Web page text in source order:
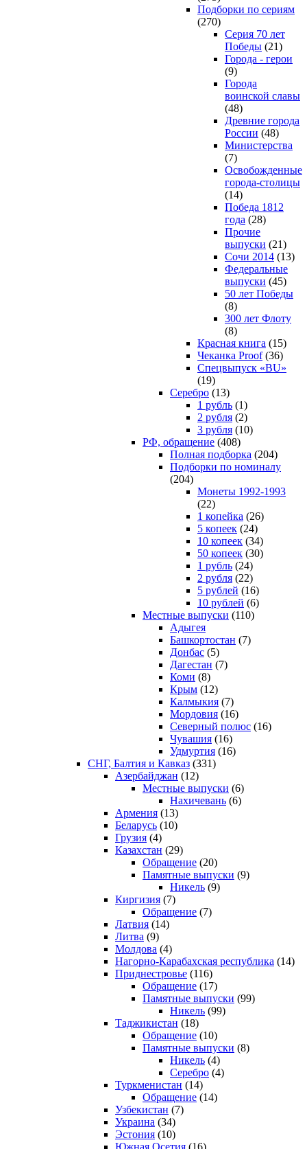
Подборки по сериям
(270)
Серия 70 лет
Победы (21)
Города - герои
(9)
Города
воинской славы
(48)
Древние города
России (48)
Министерства
(7)
Освобожденные
города-столицы
(14)
Победа 1812
года (28)
Прочие
выпуски (21)
Сочи 2014 (13)
Федеральные
выпуски (45)
50 лет Победы
(8)
300 лет Флоту
(8)
Красная книга (15)
Чеканка Proof(36)
Спецвыпуск «BU»
(19)
Серебро (13)
1 рубль (1)
2 рубля (2)
3 рубля (10)
РФ, обращение (408)
Полная подборка (204)
Подборки по номиналу
(204)
Монеты 1992-1993
(22)
1 копейка (26)
5 копеек (24)
10 копеек (34)
50 копеек (30)
1 рубль (24)
2 рубля (22)
5 рублей (16)
10 рублей (6)
Местные выпуски (110)
Адыгея
Башкортостан (7)
Донбас (5)
Дагестан (7)
Коми (8)
Крым (12)
Калмыкия (7)
Мордовия (16)
Северный полюс (16)
Чувашия (16)
Удмуртия (16)
СНГ, Балтия и Кавказ (331)
Азербайджан (12)
Местные выпуски (6)
Нахичевань (6)
Армения (13)
Беларусь (10)
Грузия (4)
Казахстан (29)
Обращение (20)
Памятные выпуски (9)
Никель (9)
Киргизия (7)
Обращение (7)
Латвия (14)
Литва (9)
Молдова (4)
Нагорно-Карабахская республика (14)
Приднестровье (116)
Обращение (17)
Памятные выпуски (99)
Никель (99)
Таджикистан (18)
Обращение (10)
Памятные выпуски (8)
Никель (4)
Серебро (4)
Туркменистан (14)
Обращение (14)
Узбекистан (7)
Украина (34)
Эстония (10)
Южная Осетия (16)